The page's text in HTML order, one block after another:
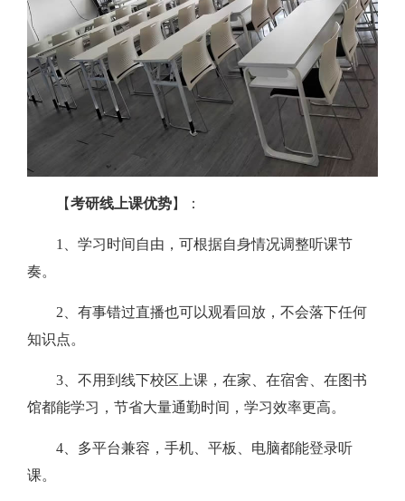
【考研线上课优势】：
1、学习时间自由，可根据自身情况调整听课节
奏。
2、有事错过直播也可以观看回放，不会落下任何
知识点。
3、不用到线下校区上课，在家、在宿舍、在图书
馆都能学习，节省大量通勤时间，学习效率更高。
4、多平台兼容，手机、平板、电脑都能登录听
课。